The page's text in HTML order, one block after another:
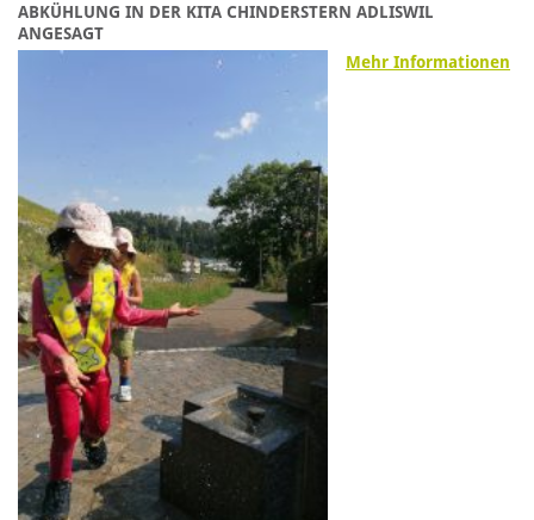
ABKÜHLUNG IN DER KITA CHINDERSTERN ADLISWIL
ANGESAGT
Mehr Informationen